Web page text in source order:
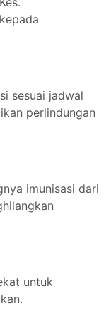
sesuai jadwal
perlindungan
imunisasi dari
untuk